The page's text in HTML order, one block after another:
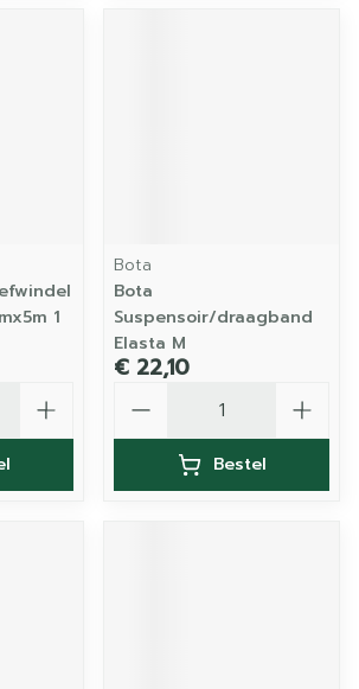
1
Bota
Bota
Suspensoir/draagband
Elasta M
€ 22,10
Bestel